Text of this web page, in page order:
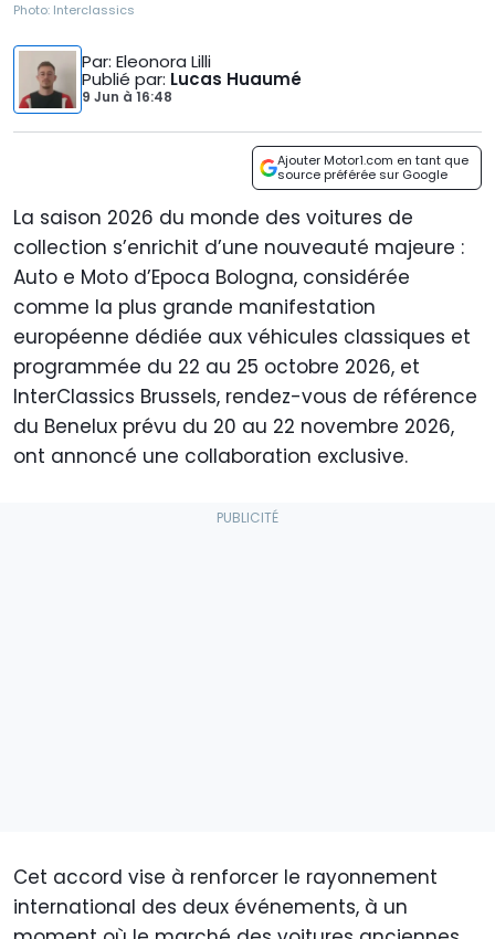
Photo: Interclassics
Par: Eleonora Lilli
Publié par: Lucas Huaumé
9 Jun à 16:48
Ajouter Motor1.com en tant que
source préférée sur Google
La saison 2026 du monde des voitures de
collection s’enrichit d’une nouveauté majeure :
Auto e Moto d’Epoca Bologna, considérée
comme la plus grande manifestation
européenne dédiée aux véhicules classiques et
programmée du 22 au 25 octobre 2026, et
InterClassics Brussels, rendez-vous de référence
du Benelux prévu du 20 au 22 novembre 2026,
ont annoncé une collaboration exclusive.
Cet accord vise à renforcer le rayonnement
international des deux événements, à un